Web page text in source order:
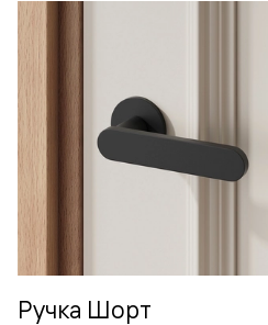
Ручка Шорт